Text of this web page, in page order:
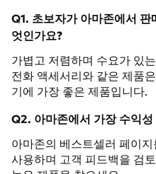
Q1. 초보자가 아마존에서
엇인가요?
가볍고 저렴하며 수요가 있
전화 액세서리와 같은 제품
기에 가장 좋은 제품입니다.
Q2. 아마존에서 가장 수익
아마존의 베스트셀러 페이
사용하며 고객 피드백을 검